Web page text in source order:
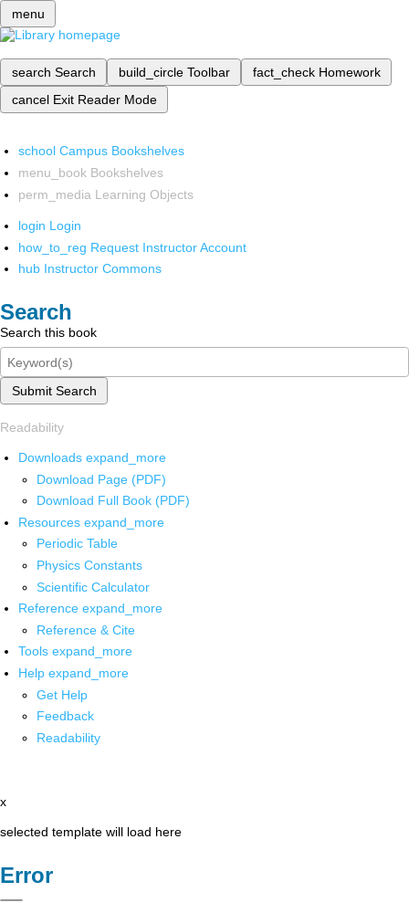
menu
search Search build_circle Toolbar fact_check Homework
cancel Exit Reader Mode
school Campus Bookshelves
menu_book Bookshelves
perm_media Learning Objects
login Login
how_to_reg Request Instructor Account
hub Instructor Commons
Search
Search this book
Submit Search
Readability
Downloads expand_more
Download Page (PDF)
Download Full Book (PDF)
Resources expand_more
Periodic Table
Physics Constants
Scientific Calculator
Reference expand_more
Reference & Cite
Tools expand_more
Help expand_more
Get Help
Feedback
Readability
x
selected template will load here
Error